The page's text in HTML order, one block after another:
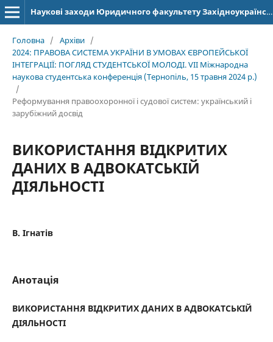
Наукові заходи Юридичного факультету Західноукраїнського національного університету
Головна / Архіви /
2024: ПРАВОВА СИСТЕМА УКРАЇНИ В УМОВАХ ЄВРОПЕЙСЬКОЇ
ІНТЕГРАЦІЇ: ПОГЛЯД СТУДЕНТСЬКОЇ МОЛОДІ. VІІ Міжнародна
наукова студентська конференція (Тернопіль, 15 травня 2024 р.)
/
Реформування правоохоронної і судової систем: український і
зарубіжний досвід
ВИКОРИСТАННЯ ВІДКРИТИХ
ДАНИХ В АДВОКАТСЬКІЙ
ДІЯЛЬНОСТІ
В. Ігнатів
Анотація
ВИКОРИСТАННЯ ВІДКРИТИХ ДАНИХ В АДВОКАТСЬКІЙ
ДІЯЛЬНОСТІ